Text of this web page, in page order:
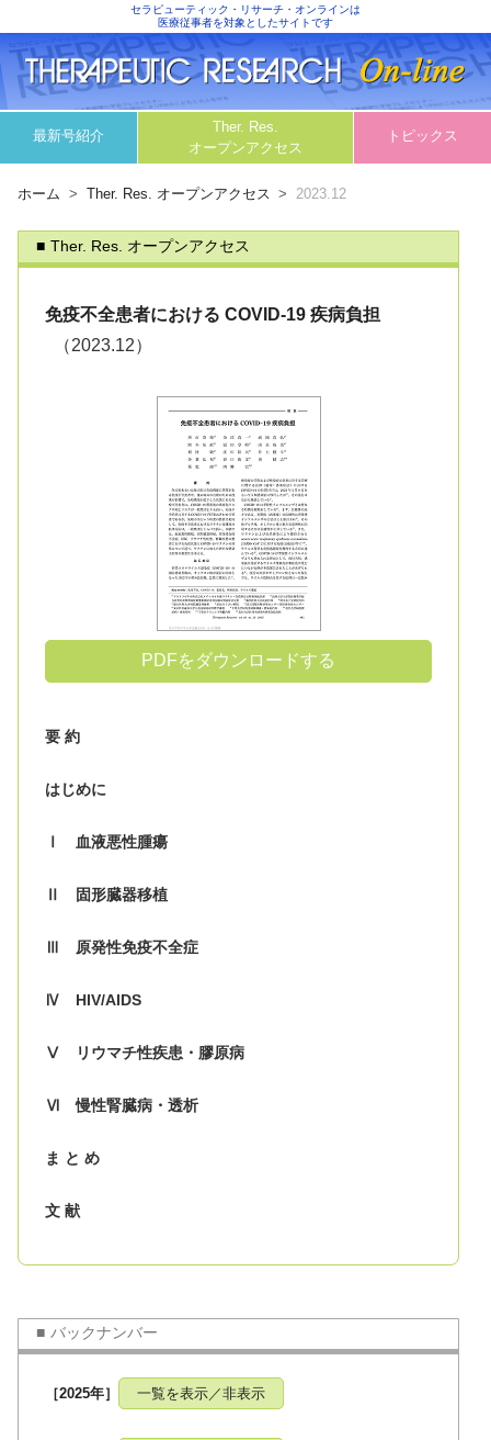
セラピューティック・リサーチ・オンラインは
医療従事者を対象としたサイトです
最新号紹介
Ther. Res.
オープンアクセス
トピックス
ホーム Ther. Res. オープンアクセス 2023.12
Ther. Res. オープンアクセス
免疫不全患者における COVID-19 疾病負担
（2023.12）
PDFをダウンロードする
要 約
はじめに
Ⅰ 血液悪性腫瘍
Ⅱ 固形臓器移植
Ⅲ 原発性免疫不全症
Ⅳ HIV/AIDS
Ⅴ リウマチ性疾患・膠原病
Ⅵ 慢性腎臓病・透析
ま と め
文 献
バックナンバー
［2025年］ 一覧を表示／非表示